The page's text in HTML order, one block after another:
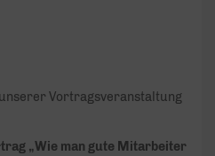
Vortragsveranstaltung
„Wie man gute Mitarbeiter